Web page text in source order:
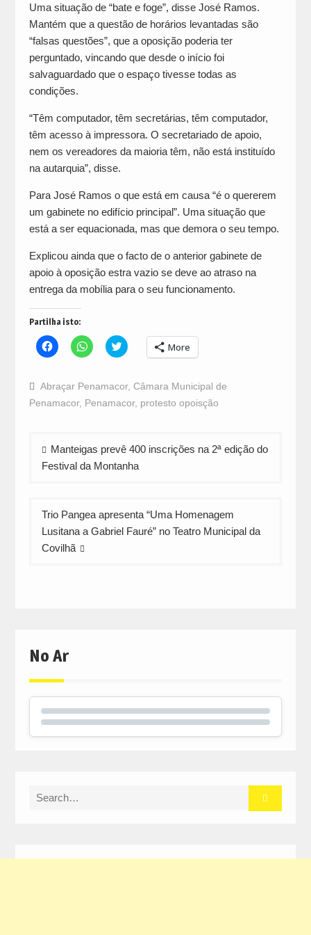
Uma situação de “bate e foge”, disse José Ramos.
Mantém que a questão de horários levantadas são
“falsas questões”, que a oposição poderia ter
perguntado, vincando que desde o início foi
salvaguardado que o espaço tivesse todas as
condições.
“Têm computador, têm secretárias, têm computador,
têm acesso à impressora. O secretariado de apoio,
nem os vereadores da maioria têm, não está instituído
na autarquia”, disse.
Para José Ramos o que está em causa “é o quererem
um gabinete no edifício principal”. Uma situação que
está a ser equacionada, mas que demora o seu tempo.
Explicou ainda que o facto de o anterior gabinete de
apoio à oposição estra vazio se deve ao atraso na
entrega da mobília para o seu funcionamento.
Partilha isto:
Click
to
Facebook
(Opens
new
Click
to
(Opens
in
new
Click
to
Twitter
(Opens
new
More
Abraçar Penamacor, Câmara Municipal de
Penamacor, Penamacor, protesto opoisção
Navegação
de
Manteigas prevê 400 inscrições na 2ª edição do
Festival da Montanha
Trio Pangea apresenta “Uma Homenagem
Lusitana a Gabriel Fauré” no Teatro Municipal da
Covilhã
No Ar
Search